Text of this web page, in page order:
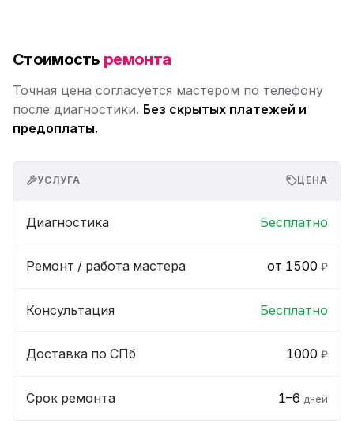
Стоимость ремонта
Точная цена согласуется мастером по телефону
после диагностики. Без скрытых платежей и
предоплаты.
УСЛУГА ЦЕНА
Диагностика Бесплатно
Ремонт / работа мастера от 1500 ₽
Консультация Бесплатно
Доставка по СПб 1000 ₽
Срок ремонта 1–6 дней